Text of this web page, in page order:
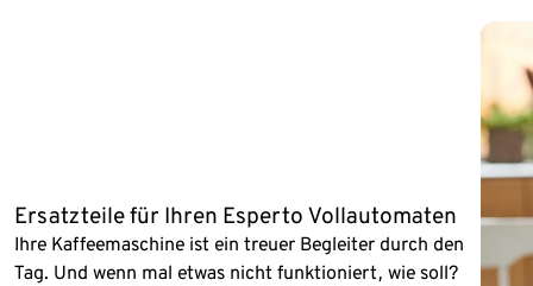
Ersatzteile für Ihren Esperto Vollautomaten
Ihre Kaffeemaschine ist ein treuer Begleiter durch den
Tag. Und wenn mal etwas nicht funktioniert, wie soll?